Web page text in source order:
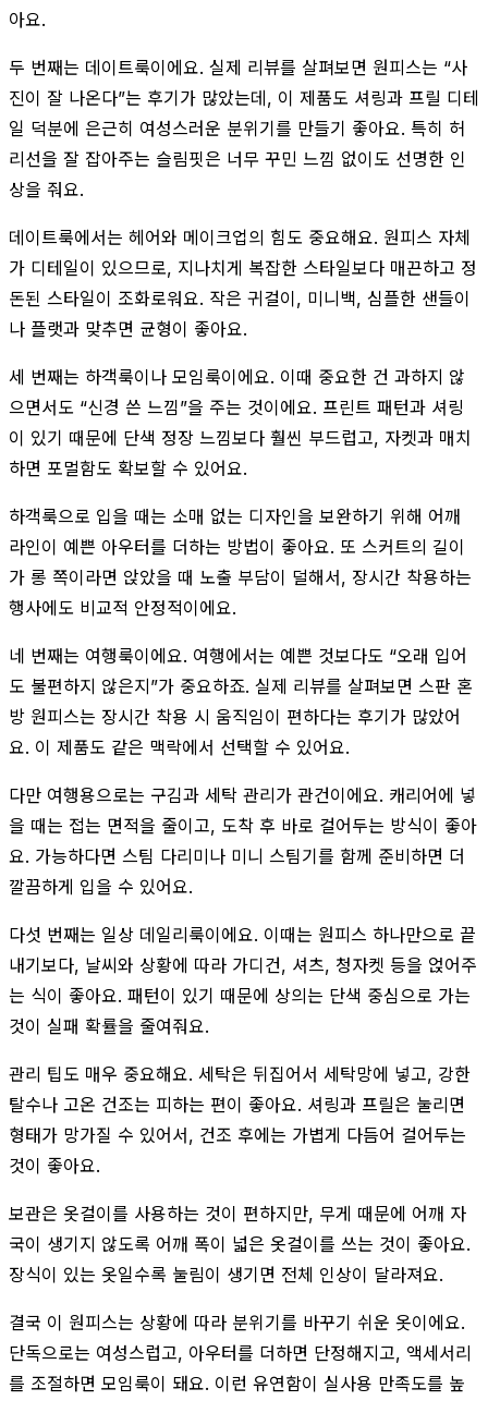
아요.
두 번째는 데이트룩이에요. 실제 리뷰를 살펴보면 원피스는 “사
진이 잘 나온다”는 후기가 많았는데, 이 제품도 셔링과 프릴 디테
일 덕분에 은근히 여성스러운 분위기를 만들기 좋아요. 특히 허
리선을 잘 잡아주는 슬림핏은 너무 꾸민 느낌 없이도 선명한 인
상을 줘요.
데이트룩에서는 헤어와 메이크업의 힘도 중요해요. 원피스 자체
가 디테일이 있으므로, 지나치게 복잡한 스타일보다 매끈하고 정
돈된 스타일이 조화로워요. 작은 귀걸이, 미니백, 심플한 샌들이
나 플랫과 맞추면 균형이 좋아요.
세 번째는 하객룩이나 모임룩이에요. 이때 중요한 건 과하지 않
으면서도 “신경 쓴 느낌”을 주는 것이에요. 프린트 패턴과 셔링
이 있기 때문에 단색 정장 느낌보다 훨씬 부드럽고, 자켓과 매치
하면 포멀함도 확보할 수 있어요.
하객룩으로 입을 때는 소매 없는 디자인을 보완하기 위해 어깨
라인이 예쁜 아우터를 더하는 방법이 좋아요. 또 스커트의 길이
가 롱 쪽이라면 앉았을 때 노출 부담이 덜해서, 장시간 착용하는
행사에도 비교적 안정적이에요.
네 번째는 여행룩이에요. 여행에서는 예쁜 것보다도 “오래 입어
도 불편하지 않은지”가 중요하죠. 실제 리뷰를 살펴보면 스판 혼
방 원피스는 장시간 착용 시 움직임이 편하다는 후기가 많았어
요. 이 제품도 같은 맥락에서 선택할 수 있어요.
다만 여행용으로는 구김과 세탁 관리가 관건이에요. 캐리어에 넣
을 때는 접는 면적을 줄이고, 도착 후 바로 걸어두는 방식이 좋아
요. 가능하다면 스팀 다리미나 미니 스팀기를 함께 준비하면 더
깔끔하게 입을 수 있어요.
다섯 번째는 일상 데일리룩이에요. 이때는 원피스 하나만으로 끝
내기보다, 날씨와 상황에 따라 가디건, 셔츠, 청자켓 등을 얹어주
는 식이 좋아요. 패턴이 있기 때문에 상의는 단색 중심으로 가는
것이 실패 확률을 줄여줘요.
관리 팁도 매우 중요해요. 세탁은 뒤집어서 세탁망에 넣고, 강한
탈수나 고온 건조는 피하는 편이 좋아요. 셔링과 프릴은 눌리면
형태가 망가질 수 있어서, 건조 후에는 가볍게 다듬어 걸어두는
것이 좋아요.
보관은 옷걸이를 사용하는 것이 편하지만, 무게 때문에 어깨 자
국이 생기지 않도록 어깨 폭이 넓은 옷걸이를 쓰는 것이 좋아요.
장식이 있는 옷일수록 눌림이 생기면 전체 인상이 달라져요.
결국 이 원피스는 상황에 따라 분위기를 바꾸기 쉬운 옷이에요.
단독으로는 여성스럽고, 아우터를 더하면 단정해지고, 액세서리
를 조절하면 모임룩이 돼요. 이런 유연함이 실사용 만족도를 높